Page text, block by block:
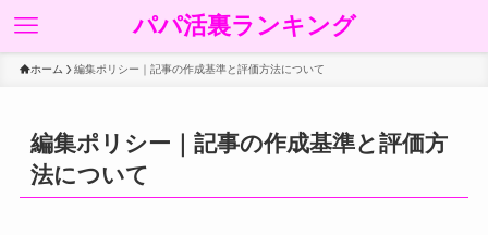
パパ活裏ランキング
ホーム 編集ポリシー｜記事の作成基準と評価方法について
編集ポリシー｜記事の作成基準と評価方
法について